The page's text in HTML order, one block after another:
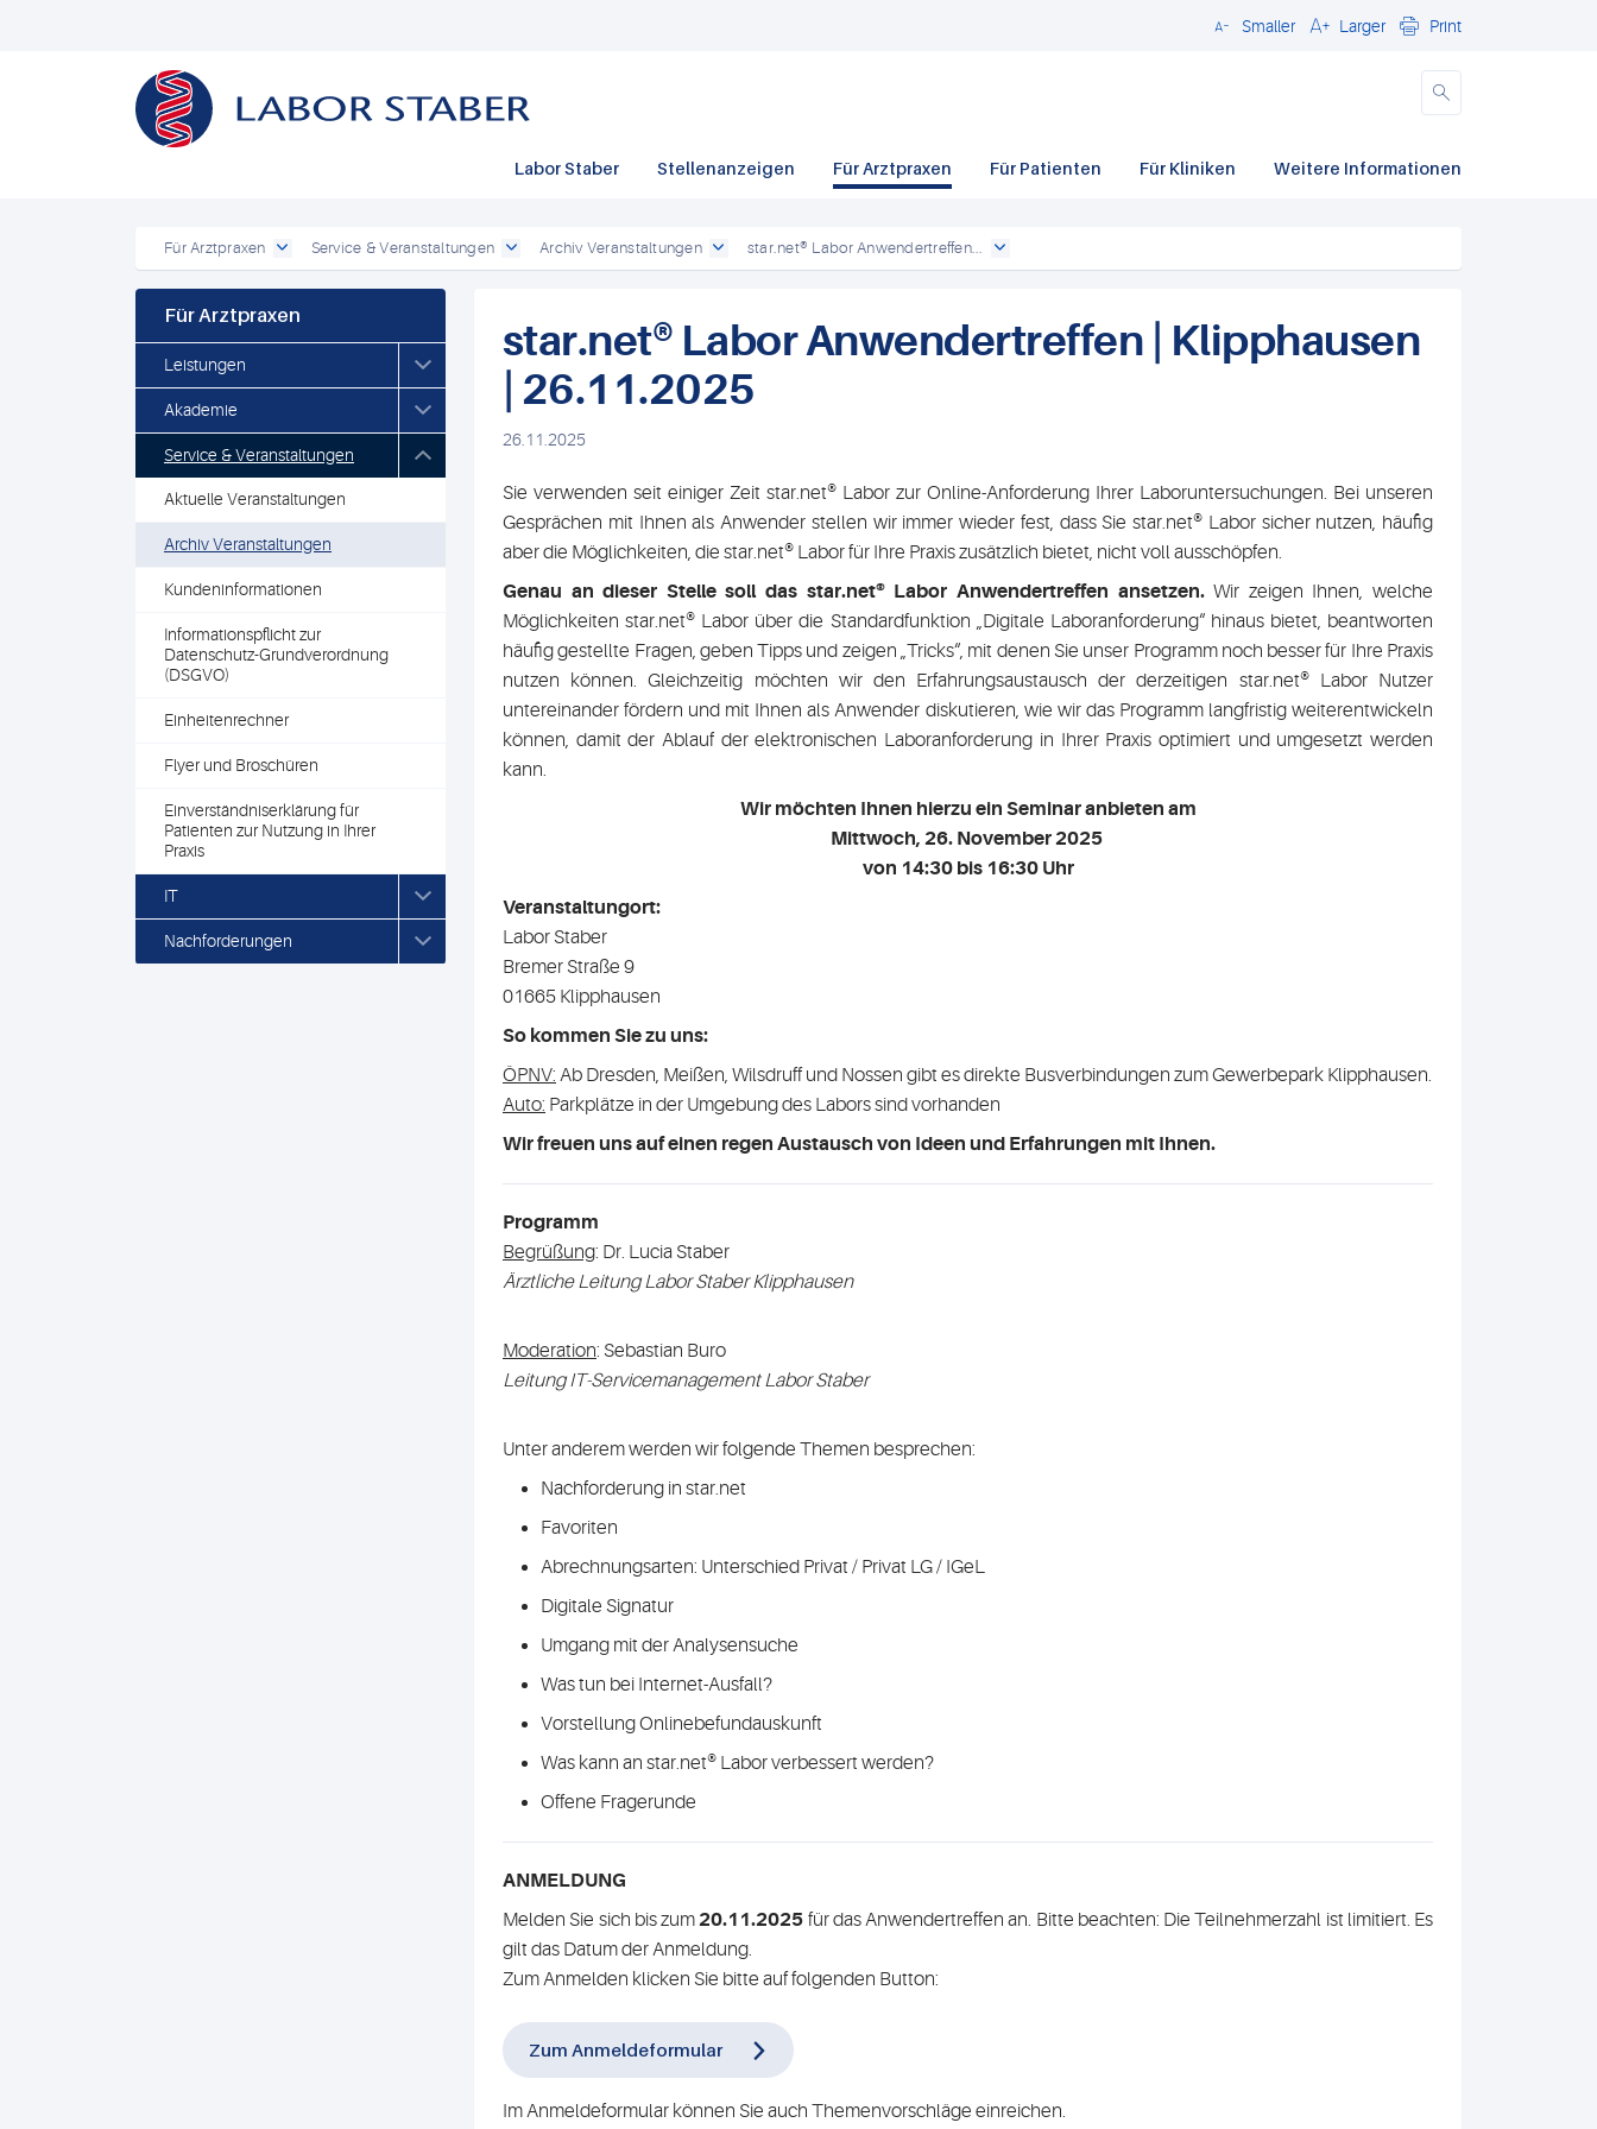
SchließenSmaller Larger Print
Labor Staber Stellenanzeigen Für Arztpraxen Für Patienten Für Kliniken Weitere Informationen
Für Arztpraxen Service & Veranstaltungen Archiv Veranstaltungen star.net® Labor Anwendertreffen...
Für Arztpraxen
Leistungen
Akademie
Service & Veranstaltungen
Aktuelle Veranstaltungen
Archiv Veranstaltungen
Kundeninformationen
Informationspflicht zur
Datenschutz-Grundverordnung
(DSGVO)
Einheitenrechner
Flyer und Broschüren
Einverständniserklärung für
Patienten zur Nutzung in Ihrer
Praxis
IT
Nachforderungen
star.net® Labor Anwendertreffen | Klipphausen
| 26.11.2025
26.11.2025
Sie verwenden seit einiger Zeit star.net® Labor zur Online-Anforderung Ihrer Laboruntersuchungen. Bei unseren
Gesprächen mit Ihnen als Anwender stellen wir immer wieder fest, dass Sie star.net® Labor sicher nutzen, häufig
aber die Möglichkeiten, die star.net® Labor für Ihre Praxis zusätzlich bietet, nicht voll ausschöpfen.
Genau an dieser Stelle soll das star.net® Labor Anwendertreffen ansetzen.Wir zeigen Ihnen, welche
Möglichkeiten star.net® Labor über die Standardfunktion „Digitale Laboranforderung“ hinaus bietet, beantworten
häufig gestellte Fragen, geben Tipps und zeigen „Tricks“, mit denen Sie unser Programm noch besser für Ihre Praxis
nutzen können. Gleichzeitig möchten wir den Erfahrungsaustausch der derzeitigen star.net® Labor Nutzer
untereinander fördern und mit Ihnen als Anwender diskutieren, wie wir das Programm langfristig weiterentwickeln
können, damit der Ablauf der elektronischen Laboranforderung in Ihrer Praxis optimiert und umgesetzt werden
kann.
Wir möchten Ihnen hierzu ein Seminar anbieten am
Mittwoch, 26. November 2025
von 14:30 bis 16:30 Uhr
Veranstaltungort:
Labor Staber
Bremer Straße 9
01665 Klipphausen
So kommen Sie zu uns:
ÖPNV: Ab Dresden, Meißen, Wilsdruff und Nossen gibt es direkte Busverbindungen zum Gewerbepark Klipphausen.
Auto: Parkplätze in der Umgebung des Labors sind vorhanden
Wir freuen uns auf einen regen Austausch von Ideen und Erfahrungen mit Ihnen.
Programm
Begrüßung: Dr. Lucia Staber
Ärztliche Leitung Labor Staber Klipphausen
Moderation: Sebastian Buro
Leitung IT-Servicemanagement Labor Staber
Unter anderem werden wir folgende Themen besprechen:
Nachforderung in star.net
Favoriten
Abrechnungsarten: Unterschied Privat / Privat LG / IGeL
Digitale Signatur
Umgang mit der Analysensuche
Was tun bei Internet-Ausfall?
Vorstellung Onlinebefundauskunft
Was kann an star.net® Labor verbessert werden?
Offene Fragerunde
ANMELDUNG
Melden Sie sich bis zum20.11.2025 für das Anwendertreffen an. Bitte beachten: Die Teilnehmerzahl ist limitiert. Es
gilt das Datum der Anmeldung.
Zum Anmelden klicken Sie bitte auf folgenden Button:
Zum Anmeldeformular
Im Anmeldeformular können Sie auch Themenvorschläge einreichen.